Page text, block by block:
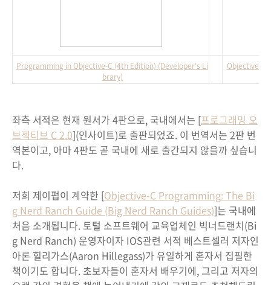
Programming in Objective-C (4th Edition) (Developer's Li
brary)
Objective-C
좌측 서적은 현재 원서가 4판으로, 국내에서는 [프로그래밍 오
브젝티브 C 2.0](인사이트)로 출판되었죠. 이 번역서는 2판 번
역본이고, 아마 4판도 곧 국내에 새로 출간되지 않을까 싶습니
다.
저희 제이펍이 계약한 [Objective-C Programming: The Bi
g Nerd Ranch Guide (Big Nerd Ranch Guides)]는 국내에
처음 소개됩니다. 토털 소프트웨어 교육업체인 빅너드랜치(Bi
g Nerd Ranch) 운영자이자 IOS관련 서적 베스트셀러 저자인
아론 힐리가스(Aaron Hillegass)가 유일하게 혼자서 집필한
책이기도 합니다. 초보자들이 혼자서 배우기에, 그리고 저자의